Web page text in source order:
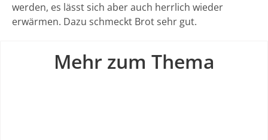
werden, es lässt sich aber auch herrlich wieder
erwärmen. Dazu schmeckt Brot sehr gut.
Mehr zum Thema